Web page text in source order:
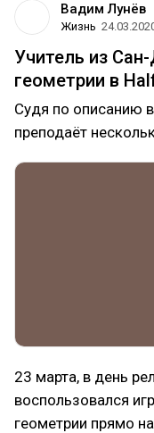
Вадим Лунёв
Жизнь
Учитель из
геометрии в
Судя по описанию
преподаёт
23 марта, в день
воспользовался
геометрии прямо